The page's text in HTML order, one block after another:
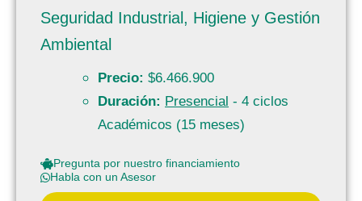
Seguridad Industrial, Higiene y Gestión
Ambiental
Precio: $6.466.900
Duración: Presencial - 4 ciclos
Académicos (15 meses)
Pregunta por nuestro financiamiento
Habla con un Asesor